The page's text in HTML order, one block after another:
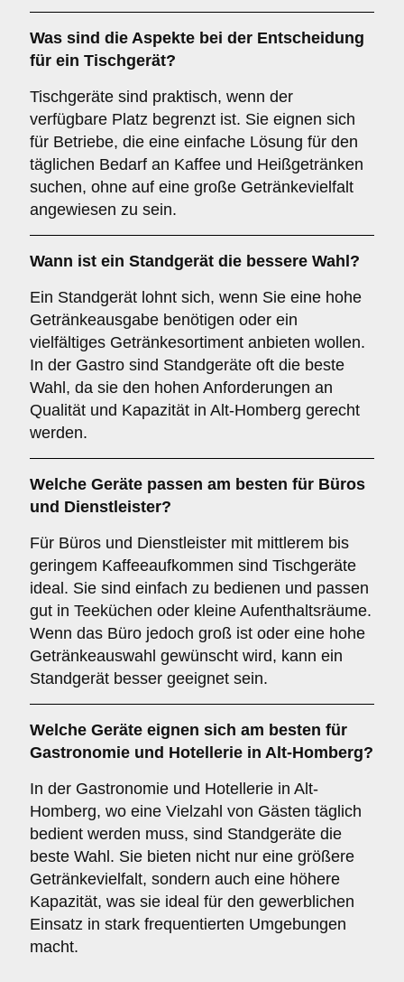
Was sind die Aspekte bei der Entscheidung
für ein Tischgerät?
Tischgeräte sind praktisch, wenn der
verfügbare Platz begrenzt ist. Sie eignen sich
für Betriebe, die eine einfache Lösung für den
täglichen Bedarf an Kaffee und Heißgetränken
suchen, ohne auf eine große Getränkevielfalt
angewiesen zu sein.
Wann ist ein Standgerät die bessere Wahl?
Ein Standgerät lohnt sich, wenn Sie eine hohe
Getränkeausgabe benötigen oder ein
vielfältiges Getränkesortiment anbieten wollen.
In der Gastro sind Standgeräte oft die beste
Wahl, da sie den hohen Anforderungen an
Qualität und Kapazität in Alt-Homberg gerecht
werden.
Welche Geräte passen am besten für Büros
und Dienstleister?
Für Büros und Dienstleister mit mittlerem bis
geringem Kaffeeaufkommen sind Tischgeräte
ideal. Sie sind einfach zu bedienen und passen
gut in Teeküchen oder kleine Aufenthaltsräume.
Wenn das Büro jedoch groß ist oder eine hohe
Getränkeauswahl gewünscht wird, kann ein
Standgerät besser geeignet sein.
Welche Geräte eignen sich am besten für
Gastronomie und Hotellerie in Alt-Homberg?
In der Gastronomie und Hotellerie in Alt-
Homberg, wo eine Vielzahl von Gästen täglich
bedient werden muss, sind Standgeräte die
beste Wahl. Sie bieten nicht nur eine größere
Getränkevielfalt, sondern auch eine höhere
Kapazität, was sie ideal für den gewerblichen
Einsatz in stark frequentierten Umgebungen
macht.